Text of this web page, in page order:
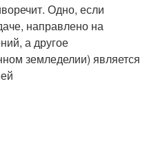
Одно, если
направлено на
а другое
земледелии) является